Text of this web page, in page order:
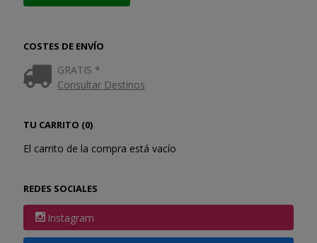
COSTES DE ENVÍO
GRATIS *
Consultar Destinos
TU CARRITO (0)
El carrito de la compra está vacío
REDES SOCIALES
Instagram